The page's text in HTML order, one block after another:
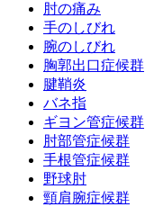
肘の痛み
手のしびれ
腕のしびれ
胸郭出口症候群
腱鞘炎
バネ指
ギヨン管症候群
肘部管症候群
手根管症候群
野球肘
頸肩腕症候群